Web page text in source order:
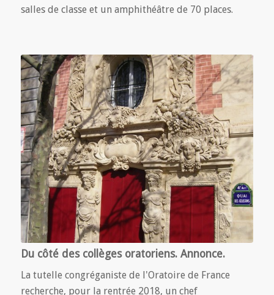
salles de classe et un amphithéâtre de 70 places.
Du côté des collèges oratoriens. Annonce.
La tutelle congréganiste de l'Oratoire de France
recherche, pour la rentrée 2018, un chef